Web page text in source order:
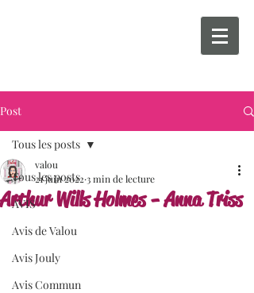
Post
Tous les posts
AVIS
Avis de Valou
Avis Jouly
Avis Commun
Tous les posts
Arthur Wills Holmes - Anna Triss
valou
21 juin 2022 3 min de lecture